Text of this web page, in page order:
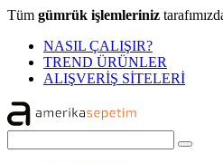
Tüm gümrük işlemleriniz
NASIL ÇALIŞIR?
TREND ÜRÜNLER
ALIŞVERİŞ SİTELERİ